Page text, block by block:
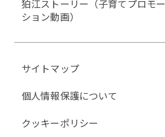
狛江ストーリー（子育てプロモー
ション動画）
サイトマップ
個人情報保護について
クッキーポリシー